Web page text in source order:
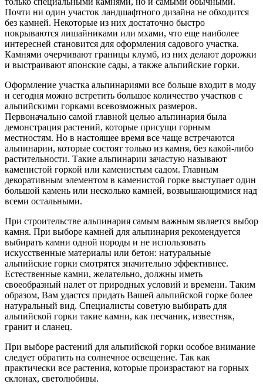
Почти ни один участок ландшафтного дизайна не обходится
без камней. Некоторые из них достаточно быстро
покрываются лишайниками или мхами, что еще наиболее
интересней становится для оформления садового участка.
Камнями очерчивают границы клумб, из них делают дорожки
и выстраивают японские сады, а также альпийские горки.
Оформление участка альпинариями все больше входит в моду
и сегодня можно встретить большое количество участков с
альпийскими горками всевозможных размеров.
Первоначально самой главной целью альпинария была
демонстрация растений, которые присущи горным
местностям. Но в настоящее время все чаще встречаются
альпинарии, которые состоят только из камня, без какой-либо
растительности. Такие альпинарии зачастую называют
каменистой горкой или каменистым садом. Главным
декоративным элементом в каменистой горке выступает один
большой камень или несколько камней, возвышающимися над
всеми остальными.
При строительстве альпинария самым важным является выбор
камня. При выборе камней для альпинария рекомендуется
выбирать камни одной породы и не использовать
искусственные материалы или бетон: натуральные
альпийские горки смотрятся значительно эффективнее.
Естественные камни, желательно, должны иметь
своеобразный налет от природных условий и времени. Таким
образом, Вам удастся придать Вашей альпийской горке более
натуральный вид. Специалисты советую выбирать для
альпийской горки такие камни, как песчаник, известняк,
гранит и сланец.
При выборе растений для альпийской горки особое внимание
следует обратить на солнечное освещение. Так как
практически все растения, которые произрастают на горных
склонах, светолюбивы.